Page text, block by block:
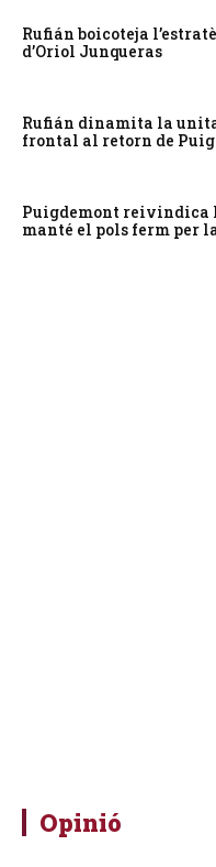
Rufián boicoteja
d’Oriol Junqueras
Rufián dinamita la
frontal al retorn de
Puigdemont reivindica
manté el pols ferm per
Opinió